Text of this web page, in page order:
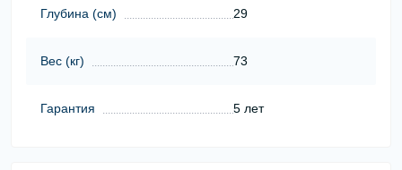
Глубина (cм) 29
Вес (кг) 73
Гарантия 5 лет